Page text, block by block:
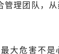
管理团队，
大危害不是